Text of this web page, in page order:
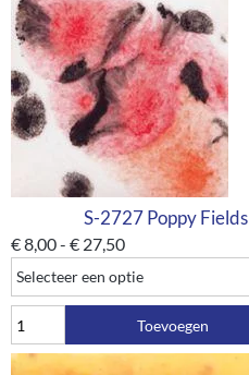
S-2727 Poppy Fields
€8,00- € 27,50
Toevoegen